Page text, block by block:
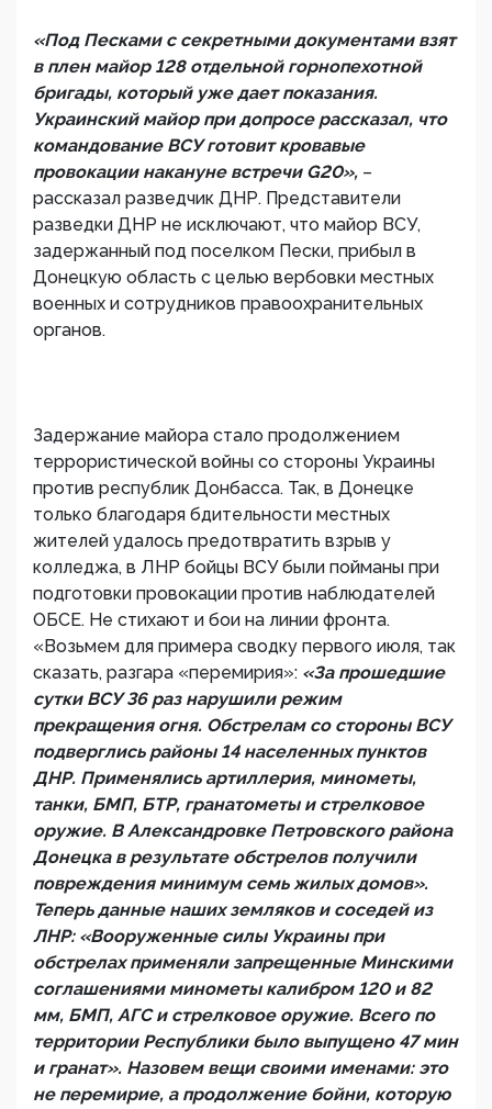
«Под Песками с секретными документами взят
в плен майор 128 отдельной горнопехотной
бригады, который уже дает показания.
Украинский майор при допросе рассказал, что
командование ВСУ готовит кровавые
провокации накануне встречи G20», –
рассказал разведчик ДНР. Представители
разведки ДНР не исключают, что майор ВСУ,
задержанный под поселком Пески, прибыл в
Донецкую область с целью вербовки местных
военных и сотрудников правоохранительных
органов.
Задержание майора стало продолжением
террористической войны со стороны Украины
против республик Донбасса. Так, в Донецке
только благодаря бдительности местных
жителей удалось предотвратить взрыв у
колледжа, в ЛНР бойцы ВСУ были пойманы при
подготовки провокации против наблюдателей
ОБСЕ. Не стихают и бои на линии фронта.
«Возьмем для примера сводку первого июля, так
сказать, разгара «перемирия»: «За прошедшие
сутки ВСУ 36 раз нарушили режим
прекращения огня. Обстрелам со стороны ВСУ
подверглись районы 14 населенных пунктов
ДНР. Применялись артиллерия, минометы,
танки, БМП, БТР, гранатометы и стрелковое
оружие. В Александровке Петровского района
Донецка в результате обстрелов получили
повреждения минимум семь жилых домов».
Теперь данные наших земляков и соседей из
ЛНР: «Вооруженные силы Украины при
обстрелах применяли запрещенные Минскими
соглашениями минометы калибром 120 и 82
мм, БМП, АГС и стрелковое оружие. Всего по
территории Республики было выпущено 47 мин
и гранат». Назовем вещи своими именами: это
не перемирие, а продолжение бойни, которую